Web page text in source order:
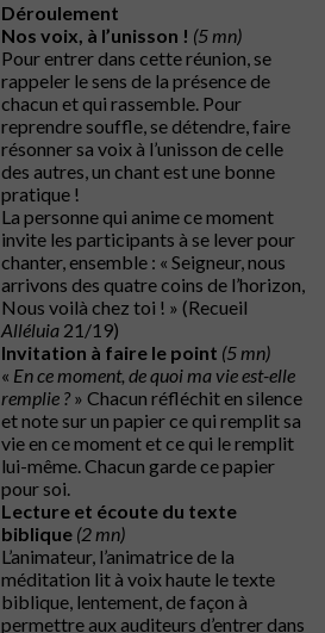
Déroulement
Nos voix, à l’unisson ! (5 mn)
Pour entrer dans cette réunion, se
rappeler le sens de la présence de
chacun et qui rassemble. Pour
reprendre souffle, se détendre, faire
résonner sa voix à l’unisson de celle
des autres, un chant est une bonne
pratique !
La personne qui anime ce moment
invite les participants à se lever pour
chanter, ensemble : « Seigneur, nous
arrivons des quatre coins de l’horizon,
Nous voilà chez toi ! » (Recueil
Alléluia 21/19)
Invitation à faire le point (5 mn)
« En ce moment, de quoi ma vie est-elle
remplie ? » Chacun réfléchit en silence
et note sur un papier ce qui remplit sa
vie en ce moment et ce qui le remplit
lui-même. Chacun garde ce papier
pour soi.
Lecture et écoute du texte
biblique (2 mn)
L’animateur, l’animatrice de la
méditation lit à voix haute le texte
biblique, lentement, de façon à
permettre aux auditeurs d’entrer dans